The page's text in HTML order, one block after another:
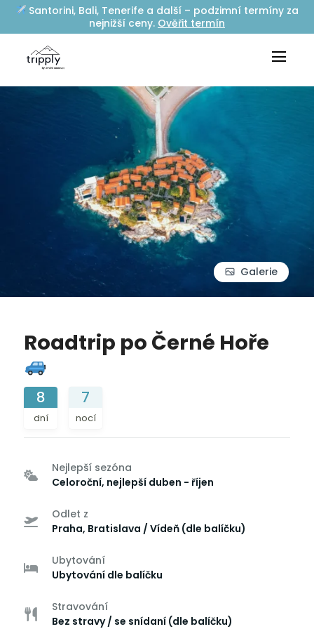
Santorini, Bali, Tenerife a další – podzimní termíny za
nejnižší ceny. Ověřit termín
Galerie
Roadtrip po Černé Hoře
8
dní
7
nocí
Nejlepší sezóna
Celoroční, nejlepší duben - říjen
Odlet z
Praha, Bratislava / Vídeň (dle balíčku)
Ubytování
Ubytování dle balíčku
Stravování
Bez stravy / se snídaní (dle balíčku)